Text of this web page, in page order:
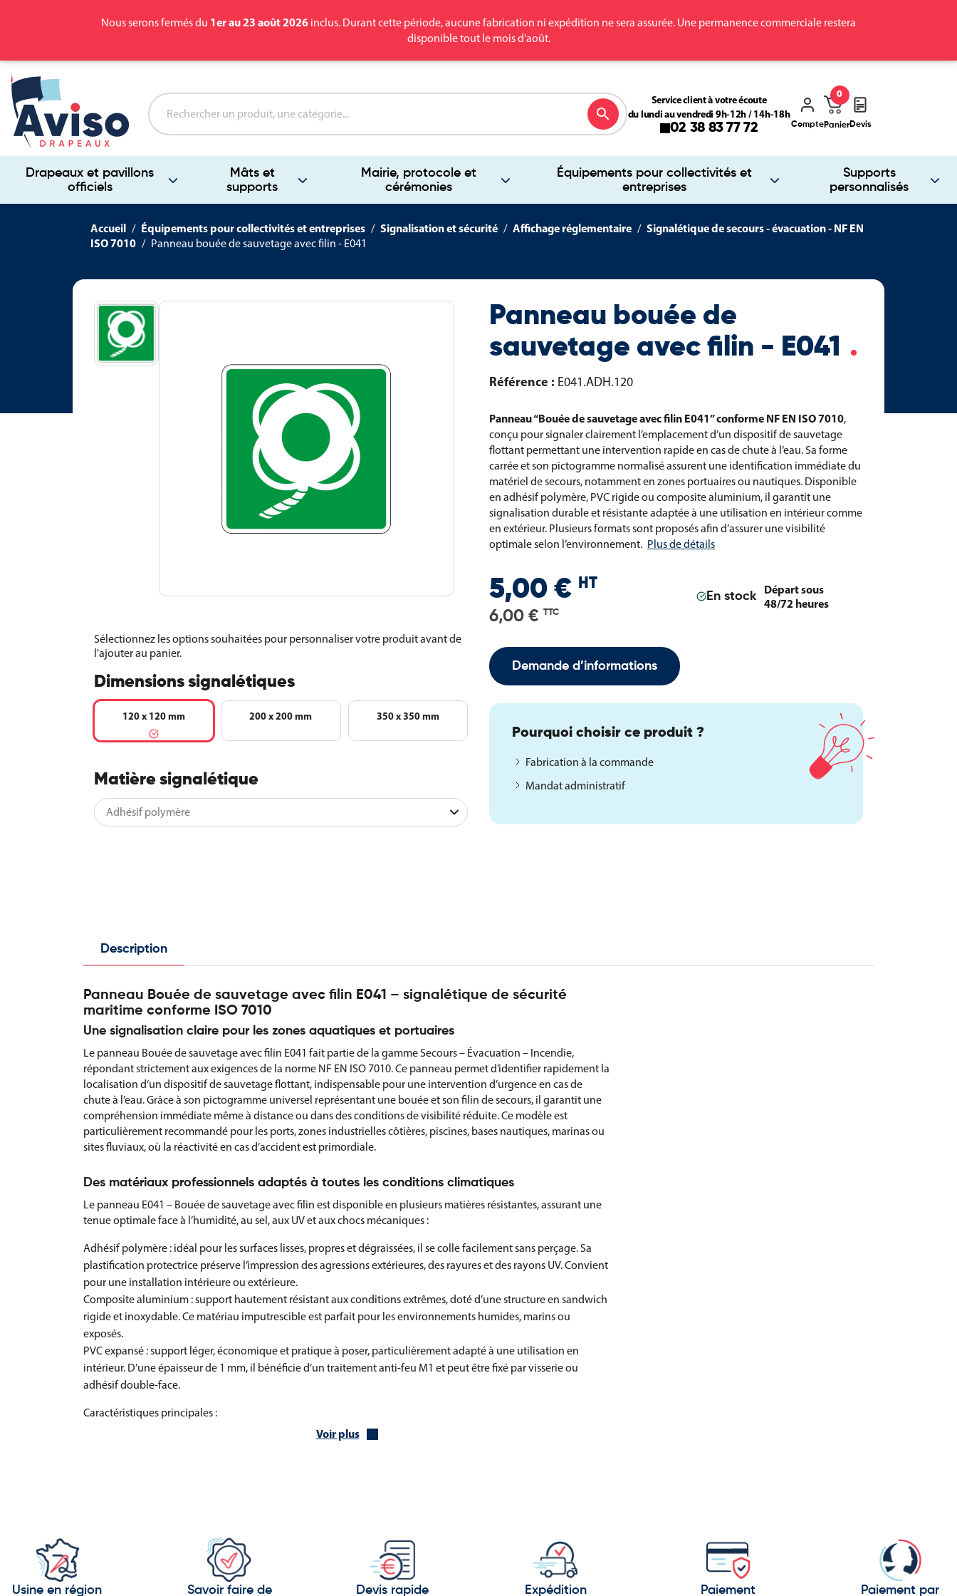
Nous serons fermés du 1er au 23 août 2026 inclus. Durant cette période, aucune fabrication ni expédition ne sera assurée. Une permanence commerciale restera
disponible tout le mois d’août.
Drapeaux et pavillons
officiels
Mâts et
supports
Mairie, protocole et
cérémonies
Équipements pour collectivités et
entreprises
Supports
personnalisés
search
Service client à votre écoute
du lundi au vendredi 9h-12h / 14h-18h
02 38 83 77 72 ComptePanier
0
Devis
Accueil Équipements pour collectivités et entreprises Signalisation et sécurité Affichage réglementaire
Signalétique de secours - évacuation - NF EN
ISO 7010
Panneau bouée de sauvetage avec filin - E041
Sélectionnez les options souhaitées pour personnaliser votre produit avant de
l'ajouter au panier.
Dimensions signalétiques
120 x 120 mm 200 x 200 mm 350 x 350 mm
Matière signalétique
Panneau bouée de
sauvetage avec filin - E041
Référence : E041.ADH.120
Panneau “Bouée de sauvetage avec filin E041” conforme NF EN ISO 7010,
conçu pour signaler clairement l’emplacement d’un dispositif de sauvetage
flottant permettant une intervention rapide en cas de chute à l’eau. Sa forme
carrée et son pictogramme normalisé assurent une identification immédiate du
matériel de secours, notamment en zones portuaires ou nautiques. Disponible
en adhésif polymère, PVC rigide ou composite aluminium, il garantit une
signalisation durable et résistante adaptée à une utilisation en intérieur comme
en extérieur. Plusieurs formats sont proposés afin d’assurer une visibilité
optimale selon l’environnement. Plus de détails
5,00 € HT
6,00 € TTC
En stock
Départ sous
48/72 heures
Demande d’informations
Pourquoi choisir ce produit ?
Fabrication à la commande
Mandat administratif
Description
Panneau Bouée de sauvetage avec filin E041 – signalétique de sécurité
maritime conforme ISO 7010
Une signalisation claire pour les zones aquatiques et portuaires
Le panneau Bouée de sauvetage avec filin E041 fait partie de la gamme Secours – Évacuation – Incendie,
répondant strictement aux exigences de la norme NF EN ISO 7010. Ce panneau permet d’identifier rapidement la
localisation d’un dispositif de sauvetage flottant, indispensable pour une intervention d’urgence en cas de
chute à l’eau. Grâce à son pictogramme universel représentant une bouée et son filin de secours, il garantit une
compréhension immédiate même à distance ou dans des conditions de visibilité réduite. Ce modèle est
particulièrement recommandé pour les ports, zones industrielles côtières, piscines, bases nautiques, marinas ou
sites fluviaux, où la réactivité en cas d’accident est primordiale.
Des matériaux professionnels adaptés à toutes les conditions climatiques
Le panneau E041 – Bouée de sauvetage avec filin est disponible en plusieurs matières résistantes, assurant une
tenue optimale face à l’humidité, au sel, aux UV et aux chocs mécaniques :
Adhésif polymère : idéal pour les surfaces lisses, propres et dégraissées, il se colle facilement sans perçage. Sa
plastification protectrice préserve l’impression des agressions extérieures, des rayures et des rayons UV. Convient
pour une installation intérieure ou extérieure.
Composite aluminium : support hautement résistant aux conditions extrêmes, doté d’une structure en sandwich
rigide et inoxydable. Ce matériau imputrescible est parfait pour les environnements humides, marins ou
exposés.
PVC expansé : support léger, économique et pratique à poser, particulièrement adapté à une utilisation en
intérieur. D’une épaisseur de 1 mm, il bénéficie d’un traitement anti-feu M1 et peut être fixé par visserie ou
adhésif double-face.
Caractéristiques principales :
Le panneau Bouée de sauvetage avec filin E041 est décliné en plusieurs dimensions standards, permettant une
adaptation parfaite à l’environnement d’installation :
Voir plus
Usine en région
Savoir faire de
Devis rapide
Expédition
Paiement
Paiement par